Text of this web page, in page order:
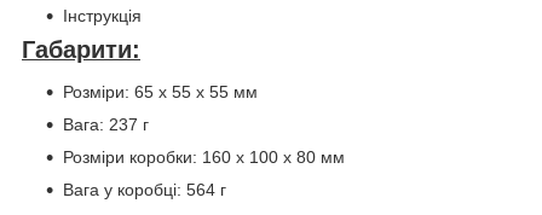
Інструкція
Габарити:
Розміри: 65 x 55 x 55 мм
Вага: 237 г
Розміри коробки: 160 x 100 x 80 мм
Вага у коробці: 564 г